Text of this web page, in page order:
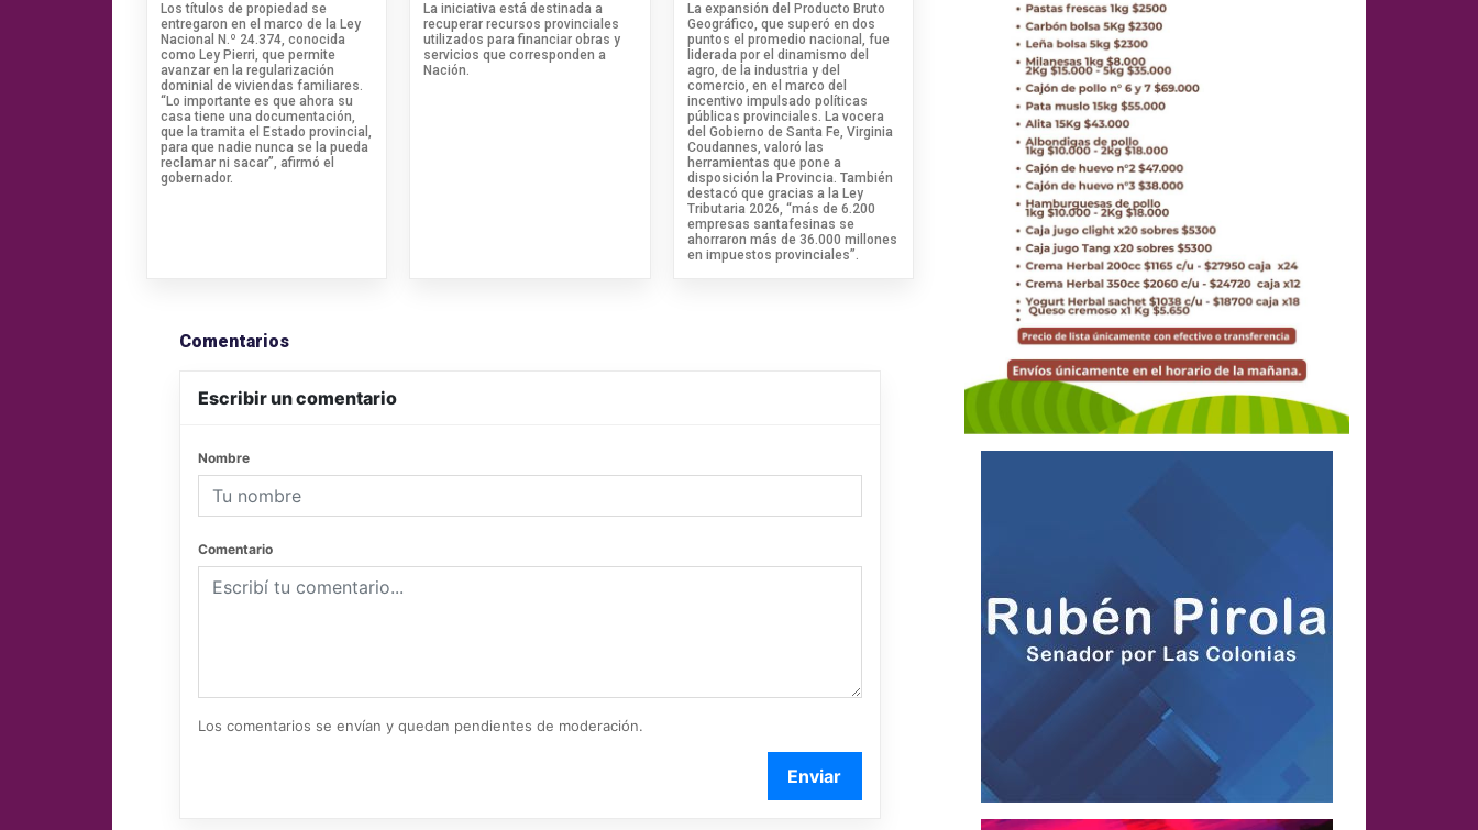
Los títulos de propiedad se
entregaron en el marco de la Ley
Nacional N.º 24.374, conocida
como Ley Pierri, que permite
avanzar en la regularización
dominial de viviendas familiares.
“Lo importante es que ahora su
casa tiene una documentación,
que la tramita el Estado provincial,
para que nadie nunca se la pueda
reclamar ni sacar”, afirmó el
gobernador.
La iniciativa está destinada a
recuperar recursos provinciales
utilizados para financiar obras y
servicios que corresponden a
Nación.
La expansión del Producto Bruto
Geográfico, que superó en dos
puntos el promedio nacional, fue
liderada por el dinamismo del
agro, de la industria y del
comercio, en el marco del
incentivo impulsado políticas
públicas provinciales. La vocera
del Gobierno de Santa Fe, Virginia
Coudannes, valoró las
herramientas que pone a
disposición la Provincia. También
destacó que gracias a la Ley
Tributaria 2026, “más de 6.200
empresas santafesinas se
ahorraron más de 36.000 millones
en impuestos provinciales”.
Comentarios
Escribir un comentario
Nombre
Comentario
Los comentarios se envían y quedan pendientes de moderación.
Enviar